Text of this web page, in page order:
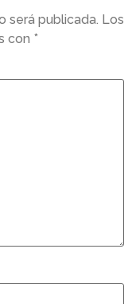
será publicada. Los
con *